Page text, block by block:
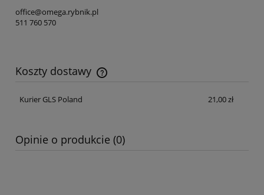
office@omega.rybnik.pl
511 760 570
Koszty dostawy
Cena nie zawiera ewentualnych kosztów płatności
Kurier GLS Poland
21,00 zł
Opinie o produkcie (0)